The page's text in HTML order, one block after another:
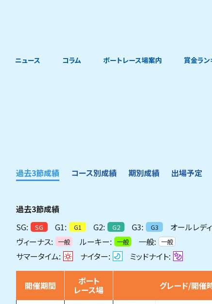
ニュース コラム ボートレース場案内 賞金ラン
過去3節成績 コース別成績 期別成績 出場予定
過去3節成績
SG:
SG G1: G1 G2: G2 G3: G3 オールレデ
ヴィーナス: 一般 ルーキー: 一般 一般: 一般
サマータイム:
ナイター: ミッドナイト:
開催期間 ボート
レース場 グレード/開催